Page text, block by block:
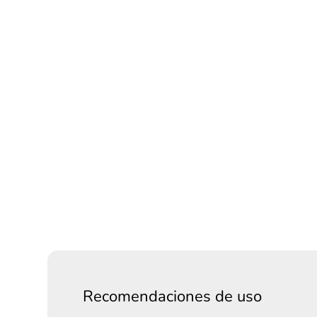
Recomendaciones de uso